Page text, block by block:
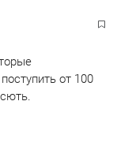
от 100